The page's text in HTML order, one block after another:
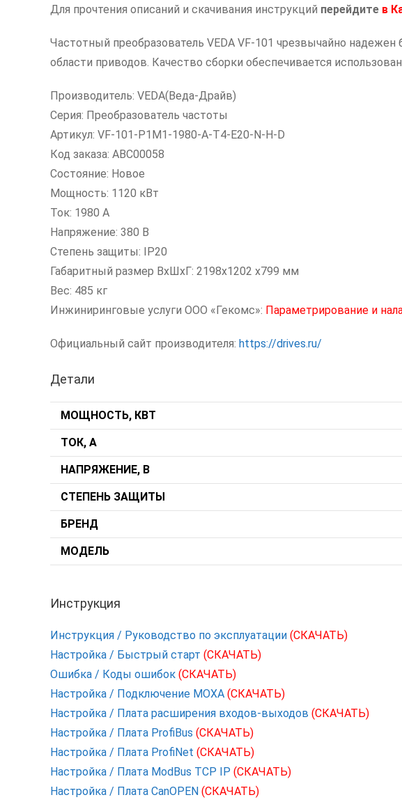
Для прочтения описаний и скачивания инструкций перейдите в
Частотный преобразователь VEDA VF-101 чрезвычайно
области приводов. Качество сборки обеспечивается
Производитель: VEDA(Веда-Драйв)
Серия: Преобразователь частоты
Артикул: VF-101-P1M1-1980-A-T4-E20-N-H-D
Код заказа: ABC00058
Состояние: Новое
Мощность: 1120 кВт
Ток: 1980 А
Напряжение: 380 В
Степень защиты: IP20
Габаритный размер ВхШхГ: 2198х1202 х799 мм
Вес: 485 кг
Инжиниринговые услуги ООО «Гекомс»: Параметрирование и
Официальный сайт производителя: https://drives.ru/
Детали
МОЩНОСТЬ, КВТ
ТОК, А
НАПРЯЖЕНИЕ, В
СТЕПЕНЬ ЗАЩИТЫ
БРЕНД
МОДЕЛЬ
Инструкция
Инструкция / Руководство по эксплуатации (СКАЧАТЬ)
Настройка / Быстрый старт (СКАЧАТЬ)
Ошибка / Коды ошибок (СКАЧАТЬ)
Настройка / Подключение MOXA (СКАЧАТЬ)
Настройка / Плата расширения входов-выходов (СКАЧАТЬ)
Настройка / Плата ProfiBus (СКАЧАТЬ)
Настройка / Плата ProfiNet (СКАЧАТЬ)
Настройка / Плата ModBus TCP IP (СКАЧАТЬ)
Настройка / Плата CanOPEN (СКАЧАТЬ)